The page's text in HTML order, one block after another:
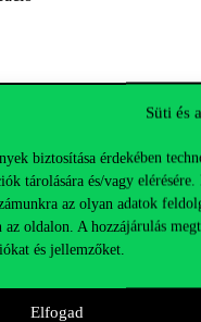
Süti és
biztosítása érdekében
tárolására és/vagy
az olyan adatok
az oldalon. A hozzájárulás
és jellemzőket.
Elfogad